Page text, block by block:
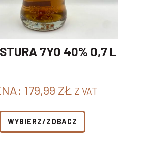
7YO 40% 0,7 L
179,99 ZŁ Z VAT
WYBIERZ/ZOBACZ